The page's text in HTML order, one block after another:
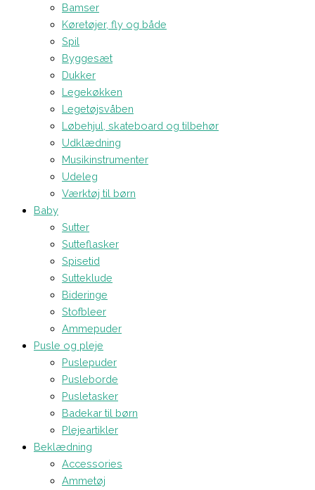
Bamser
Køretøjer, fly og både
Spil
Byggesæt
Dukker
Legekøkken
Legetøjsvåben
Løbehjul, skateboard og tilbehør
Udklædning
Musikinstrumenter
Udeleg
Værktøj til børn
Baby
Sutter
Sutteflasker
Spisetid
Sutteklude
Bideringe
Stofbleer
Ammepuder
Pusle og pleje
Puslepuder
Pusleborde
Pusletasker
Badekar til børn
Plejeartikler
Beklædning
Accessories
Ammetøj